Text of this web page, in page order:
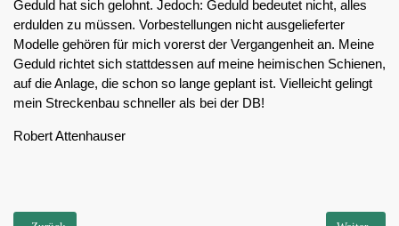
Geduld hat sich gelohnt. Jedoch: Geduld bedeutet nicht, alles
erdulden zu müssen. Vorbestellungen nicht ausgelieferter
Modelle gehören für mich vorerst der Vergangenheit an. Meine
Geduld richtet sich stattdessen auf meine heimischen Schienen,
auf die Anlage, die schon so lange geplant ist. Vielleicht gelingt
mein Streckenbau schneller als bei der DB!
Robert Attenhauser